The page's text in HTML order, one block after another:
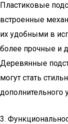
Пластиковые
встроенные
их удобными в
более прочные и
Деревянные
могут стать
дополнительного
3.